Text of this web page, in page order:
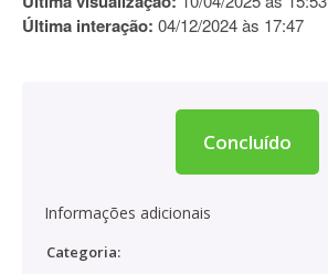
Última interação: 04/12/2024 às 17:47
Concluído
Informações adicionais
Categoria: